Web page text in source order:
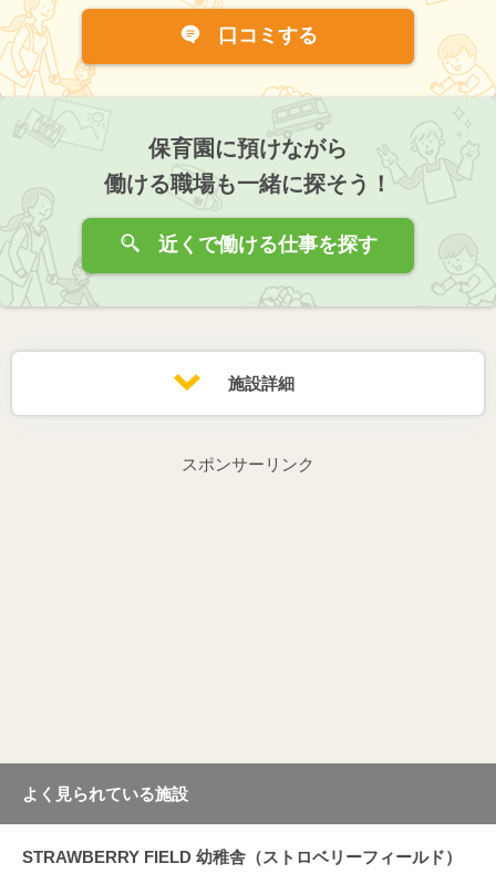
口コミする
保育園に預けながら
働ける職場も一緒に探そう！
近くで働ける仕事を探す
施設詳細
スポンサーリンク
よく見られている施設
STRAWBERRY FIELD 幼稚舎（ストロベリーフィールド）